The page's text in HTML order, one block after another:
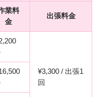
業料
金
出張料金
¥3,300 / 出張1
回